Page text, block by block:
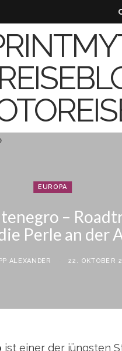
EUROPA
–
Perle an der
ALEXANDER 22. OKTOBER
ist einer der jüngsten